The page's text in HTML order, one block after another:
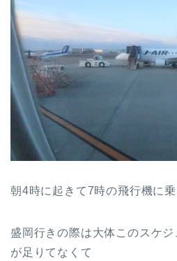
朝4時に起きて7時の飛行機に乗
盛岡行きの際は大体このスケ
が足りてなくて